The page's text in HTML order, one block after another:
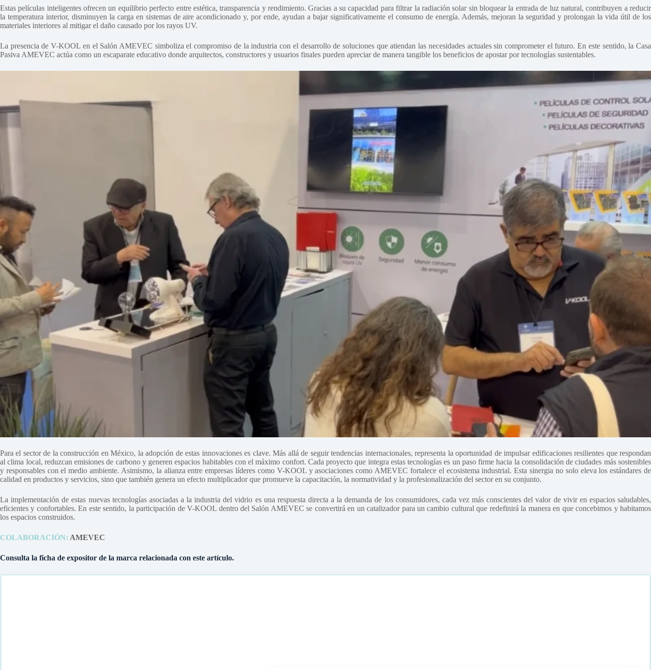
Estas películas inteligentes ofrecen un equilibrio perfecto entre estética, transparencia y rendimiento. Gracias a su capacidad para filtrar la radiación solar sin bloquear la entrada de luz natural, contribuyen a reducir
la temperatura interior, disminuyen la carga en sistemas de aire acondicionado y, por ende, ayudan a bajar significativamente el consumo de energía. Además, mejoran la seguridad y prolongan la vida útil de los
materiales interiores al mitigar el daño causado por los rayos UV.
La presencia de V-KOOL en el Salón AMEVEC simboliza el compromiso de la industria con el desarrollo de soluciones que atiendan las necesidades actuales sin comprometer el futuro. En este sentido, la Casa
Pasiva AMEVEC actúa como un escaparate educativo donde arquitectos, constructores y usuarios finales pueden apreciar de manera tangible los beneficios de apostar por tecnologías sustentables.
Para el sector de la construcción en México, la adopción de estas innovaciones es clave. Más allá de seguir tendencias internacionales, representa la oportunidad de impulsar edificaciones resilientes que respondan
al clima local, reduzcan emisiones de carbono y generen espacios habitables con el máximo confort. Cada proyecto que integra estas tecnologías es un paso firme hacia la consolidación de ciudades más sostenibles
y responsables con el medio ambiente. Asimismo, la alianza entre empresas líderes como V-KOOL y asociaciones como AMEVEC fortalece el ecosistema industrial. Esta sinergia no solo eleva los estándares de
calidad en productos y servicios, sino que también genera un efecto multiplicador que promueve la capacitación, la normatividad y la profesionalización del sector en su conjunto.
La implementación de estas nuevas tecnologías asociadas a la industria del vidrio es una respuesta directa a la demanda de los consumidores, cada vez más conscientes del valor de vivir en espacios saludables,
eficientes y confortables. En este sentido, la participación de V-KOOL dentro del Salón AMEVEC se convertirá en un catalizador para un cambio cultural que redefinirá la manera en que concebimos y habitamos
los espacios construidos.
COLABORACIÓN: AMEVEC
Consulta la ficha de expositor de la marca relacionada con este artículo.